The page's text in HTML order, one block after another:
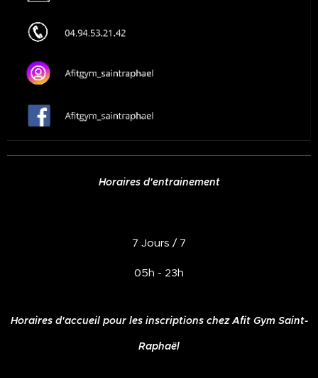
Horaires d'entrainement
7 Jours / 7
05h - 23h
Horaires d'accueil pour les inscriptions chez Afit Gym Saint-
Raphaël